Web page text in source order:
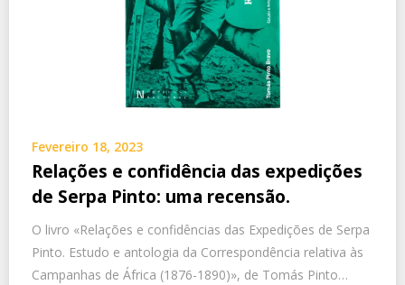
Fevereiro 18, 2023
Relações e confidência das expedições
de Serpa Pinto: uma recensão.
O livro «Relações e confidências das Expedições de Serpa
Pinto. Estudo e antologia da Correspondência relativa às
Campanhas de África (1876-1890)», de Tomás Pinto…